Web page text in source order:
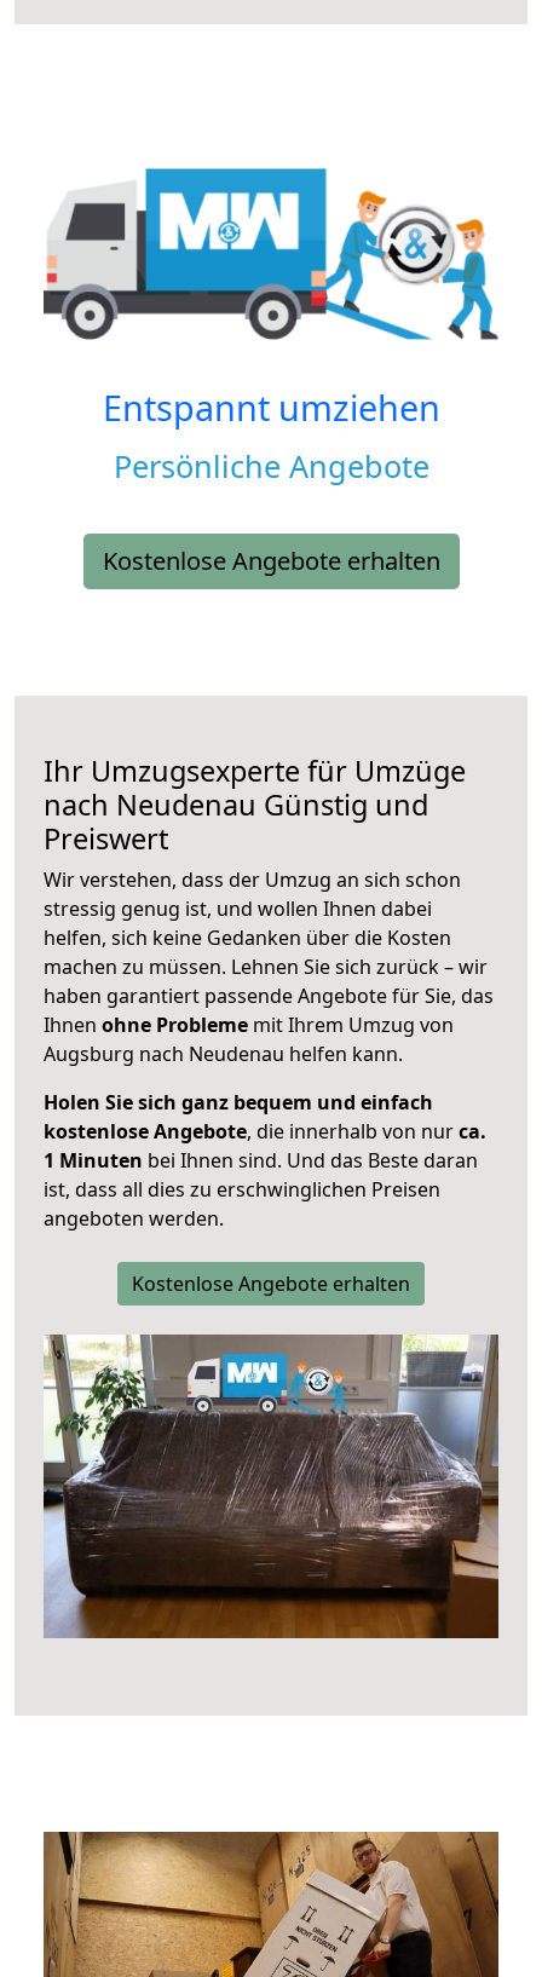
Entspannt umziehen
Persönliche Angebote
Kostenlose Angebote erhalten
Ihr Umzugsexperte für Umzüge
nach Neudenau Günstig und
Preiswert
Wir verstehen, dass der Umzug an sich schon
stressig genug ist, und wollen Ihnen dabei
helfen, sich keine Gedanken über die Kosten
machen zu müssen. Lehnen Sie sich zurück – wir
haben garantiert passende Angebote für Sie, das
Ihnen ohne Probleme mit Ihrem Umzug von
Augsburg nach Neudenau helfen kann.
Holen Sie sich ganz bequem und einfach
kostenlose Angebote, die innerhalb von nurca.
1 Minuten bei Ihnen sind. Und das Beste daran
ist, dass all dies zu erschwinglichen Preisen
angeboten werden.
Kostenlose Angebote erhalten